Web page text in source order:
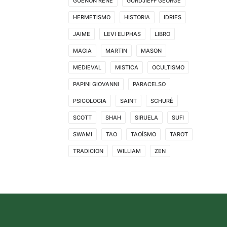
HERMETISMO HISTORIA IDRIES
JAIME LEVI ELIPHAS LIBRO
MAGIA MARTIN MASON
MEDIEVAL MISTICA OCULTISMO
PAPINI GIOVANNI PARACELSO
PSICOLOGIA SAINT SCHURÉ
SCOTT SHAH SIRUELA SUFI
SWAMI TAO TAOÍSMO TAROT
TRADICION WILLIAM ZEN